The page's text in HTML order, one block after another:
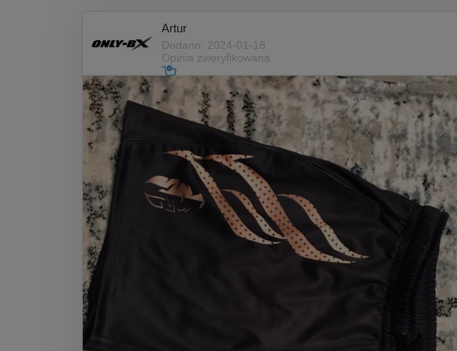
Artur
Dodano: 2024-01-18
Opinia zweryfikowana